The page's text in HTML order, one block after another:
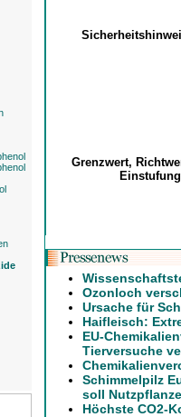
Grenzwert,
Ozonloch
Ursache für
Haifleisch:
EU-
Tierversuche
Schimmelpilz
soll
Höchste CO2-